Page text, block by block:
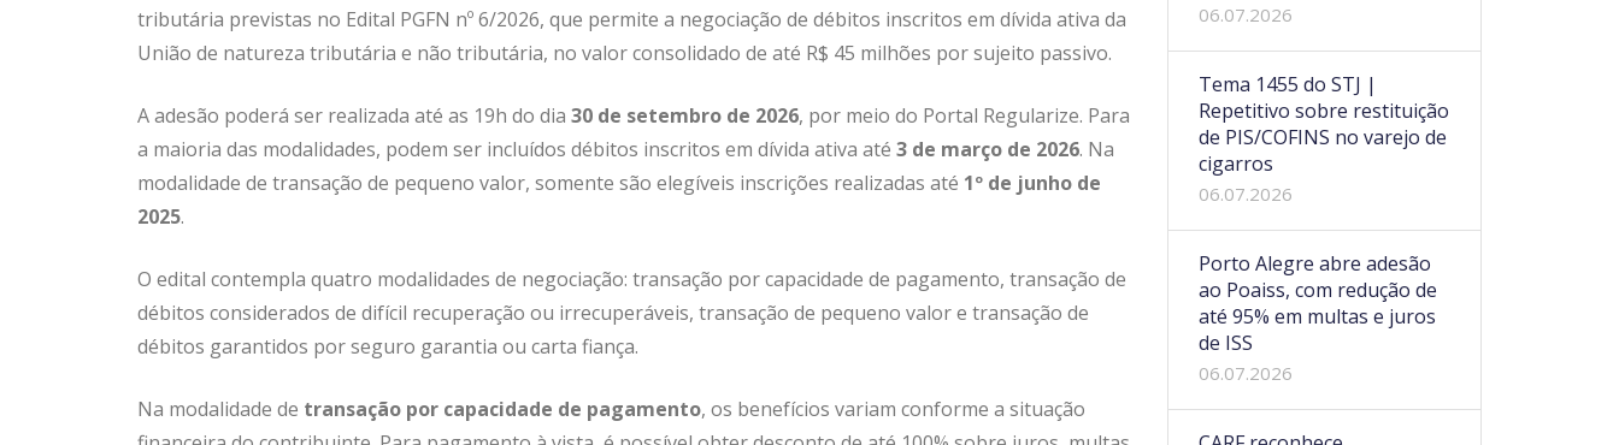
tributária previstas no Edital PGFN nº 6/2026, que permite a negociação de débitos inscritos em dívida ativa da
União de natureza tributária e não tributária, no valor consolidado de até R$ 45 milhões por sujeito passivo.
A adesão poderá ser realizada até as 19h do dia 30 de setembro de 2026, por meio do Portal Regularize. Para
a maioria das modalidades, podem ser incluídos débitos inscritos em dívida ativa até 3 de março de 2026. Na
modalidade de transação de pequeno valor, somente são elegíveis inscrições realizadas até 1º de junho de
2025.
O edital contempla quatro modalidades de negociação: transação por capacidade de pagamento, transação de
débitos considerados de difícil recuperação ou irrecuperáveis, transação de pequeno valor e transação de
débitos garantidos por seguro garantia ou carta fiança.
Na modalidade de transação por capacidade de pagamento, os benefícios variam conforme a situação
06.07.2026
Tema 1455 do STJ |
Repetitivo sobre restituição
de PIS/COFINS no varejo de
cigarros
06.07.2026
Porto Alegre abre adesão
ao Poaiss, com redução de
até 95% em multas e juros
de ISS
06.07.2026